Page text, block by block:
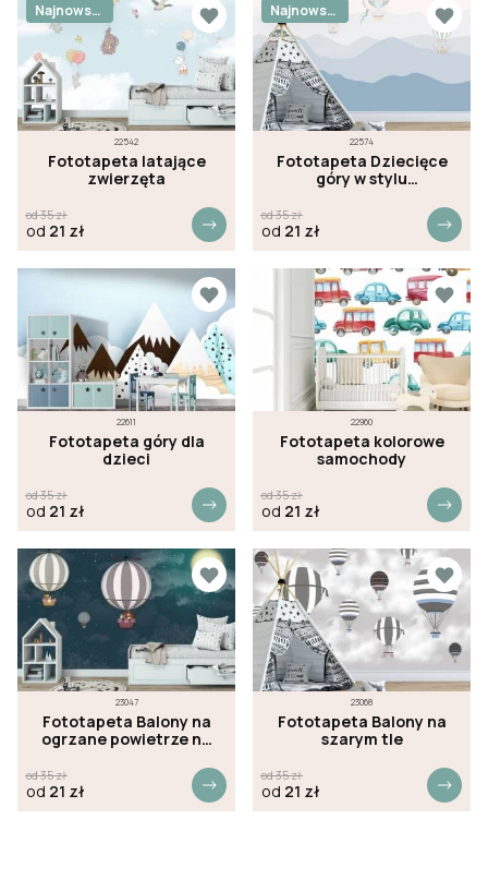
22542
Fototapeta latające
zwierzęta
Najnowsz
e
od35zł
od 21 zł
22574
Fototapeta Dziecięce
góry w stylu
Najnowsz
e
od35zł
od 21 zł
22611
Fototapeta góry dla
dzieci
od35zł
od 21 zł
22960
Fototapeta kolorowe
samochody
od35zł
od 21 zł
23047
Fototapeta Balony na
ogrzane powietrze na
od35zł
od 21 zł
23068
Fototapeta Balony na
szarym tle
od35zł
od 21 zł